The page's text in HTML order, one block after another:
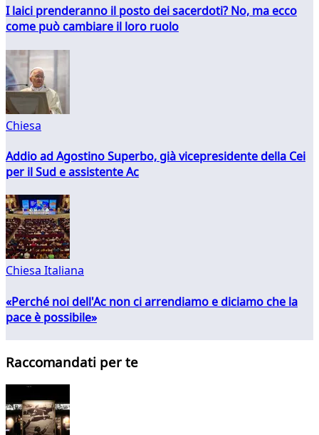
I laici prenderanno il posto dei sacerdoti? No, ma ecco
come può cambiare il loro ruolo
Chiesa
Addio ad Agostino Superbo, già vicepresidente della Cei
per il Sud e assistente Ac
Chiesa Italiana
«Perché noi dell'Ac non ci arrendiamo e diciamo che la
pace è possibile»
Raccomandati per te